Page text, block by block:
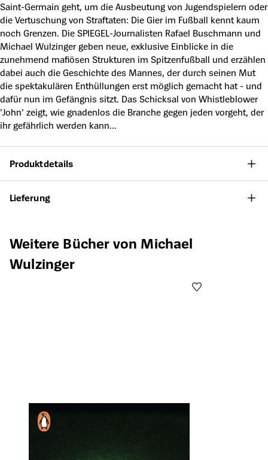
Saint-Germain geht, um die Ausbeutung von Jugendspielern oder
die Vertuschung von Straftaten: Die Gier im Fußball kennt kaum
noch Grenzen. Die SPIEGEL-Journalisten Rafael Buschmann und
Michael Wulzinger geben neue, exklusive Einblicke in die
zunehmend mafiösen Strukturen im Spitzenfußball und erzählen
dabei auch die Geschichte des Mannes, der durch seinen Mut
die spektakulären Enthüllungen erst möglich gemacht hat - und
dafür nun im Gefängnis sitzt. Das Schicksal von Whistleblower
'John' zeigt, wie gnadenlos die Branche gegen jeden vorgeht, der
ihr gefährlich werden kann...
Produktdetails
Lieferung
Produktgalerie überspringen
Weitere Bücher von Michael
Wulzinger